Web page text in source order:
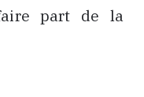
part de la